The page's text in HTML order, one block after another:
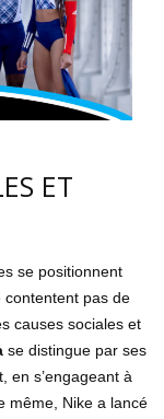
ET
se positionnent
contentent pas de
causes sociales et
se distingue par ses
en s’engageant à
même, Nike a lancé